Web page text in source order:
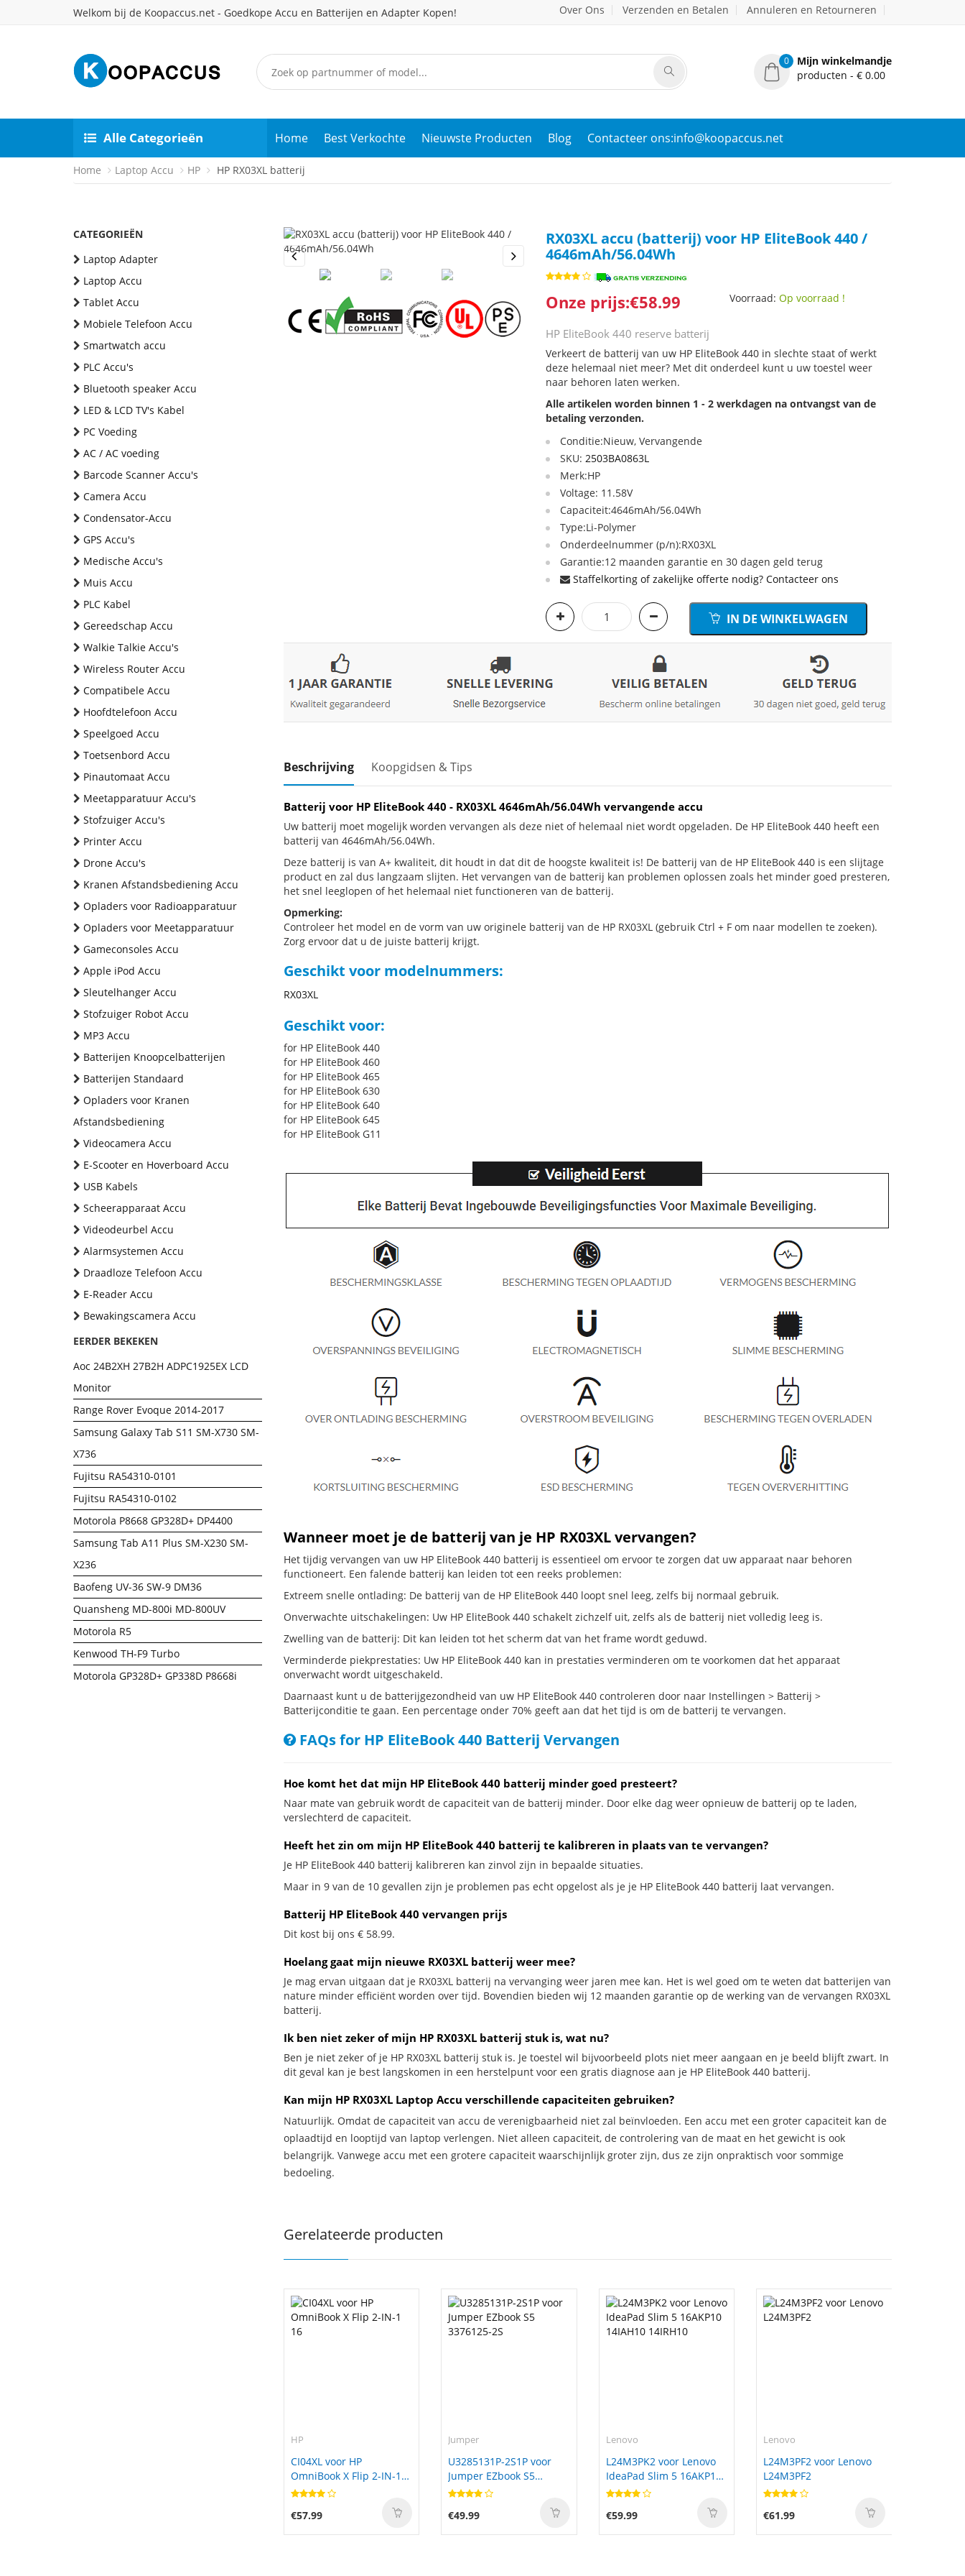
Welkom bij de Koopaccus.net - Goedkope Accu en Batterijen en Adapter Kopen! Over Ons Verzenden en Betalen Annuleren en Retourneren
0
Mijn winkelmandje
producten - € 0.00
Alle Categorieën Home Best Verkochte Nieuwste Producten Blog Contacteer ons:info@koopaccus.net
Home Laptop Accu HP HP RX03XL batterij
CATEGORIEËN
Laptop Adapter
Laptop Accu
Tablet Accu
Mobiele Telefoon Accu
Smartwatch accu
PLC Accu's
Bluetooth speaker Accu
LED & LCD TV's Kabel
PC Voeding
AC / AC voeding
Barcode Scanner Accu's
Camera Accu
Condensator-Accu
GPS Accu's
Medische Accu's
Muis Accu
PLC Kabel
Gereedschap Accu
Walkie Talkie Accu's
Wireless Router Accu
Compatibele Accu
Hoofdtelefoon Accu
Speelgoed Accu
Toetsenbord Accu
Pinautomaat Accu
Meetapparatuur Accu's
Stofzuiger Accu's
Printer Accu
Drone Accu's
Kranen Afstandsbediening Accu
Opladers voor Radioapparatuur
Opladers voor Meetapparatuur
Gameconsoles Accu
Apple iPod Accu
Sleutelhanger Accu
Stofzuiger Robot Accu
MP3 Accu
Batterijen Knoopcelbatterijen
Batterijen Standaard
Opladers voor Kranen
Afstandsbediening
Videocamera Accu
E-Scooter en Hoverboard Accu
USB Kabels
Scheerapparaat Accu
Videodeurbel Accu
Alarmsystemen Accu
Draadloze Telefoon Accu
E-Reader Accu
Bewakingscamera Accu
EERDER BEKEKEN
Aoc 24B2XH 27B2H ADPC1925EX LCD
Monitor
Range Rover Evoque 2014-2017
Samsung Galaxy Tab S11 SM-X730 SM-
X736
Fujitsu RA54310-0101
Fujitsu RA54310-0102
Motorola P8668 GP328D+ DP4400
Samsung Tab A11 Plus SM-X230 SM-
X236
Baofeng UV-36 SW-9 DM36
Quansheng MD-800i MD-800UV
Motorola R5
Kenwood TH-F9 Turbo
Motorola GP328D+ GP338D P8668i
Previous
RX03XL accu (batterij) voor HP EliteBook 440 /
4646mAh/56.04Wh
Onze prijs:€58.99 Voorraad:Op voorraad !
HP EliteBook 440 reserve batterij
Verkeert de batterij van uw HP EliteBook 440 in slechte staat of werkt
deze helemaal niet meer? Met dit onderdeel kunt u uw toestel weer
naar behoren laten werken.
Alle artikelen worden binnen 1 - 2 werkdagen na ontvangst van de
betaling verzonden.
Conditie:Nieuw, Vervangende
SKU:2503BA0863L
Merk:HP
Voltage: 11.58V
Capaciteit:4646mAh/56.04Wh
Type:Li-Polymer
Onderdeelnummer (p/n):RX03XL
Garantie:12 maanden garantie en 30 dagen geld terug
Staffelkorting of zakelijke offerte nodig? Contacteer ons
IN DE WINKELWAGEN
Beschrijving Koopgidsen & Tips
Batterij voor HP EliteBook 440 - RX03XL 4646mAh/56.04Wh vervangende accu
Uw batterij moet mogelijk worden vervangen als deze niet of helemaal niet wordt opgeladen. De HP EliteBook 440 heeft een
batterij van 4646mAh/56.04Wh.
Deze batterij is van A+ kwaliteit, dit houdt in dat dit de hoogste kwaliteit is! De batterij van de HP EliteBook 440 is een slijtage
product en zal dus langzaam slijten. Het vervangen van de batterij kan problemen oplossen zoals het minder goed presteren,
het snel leeglopen of het helemaal niet functioneren van de batterij.
Opmerking:
Controleer het model en de vorm van uw originele batterij van de HP RX03XL (gebruik Ctrl + F om naar modellen te zoeken).
Zorg ervoor dat u de juiste batterij krijgt.
Geschikt voor modelnummers:
RX03XL
Geschikt voor:
for HP EliteBook 440
for HP EliteBook 460
for HP EliteBook 465
for HP EliteBook 630
for HP EliteBook 640
for HP EliteBook 645
for HP EliteBook G11
Wanneer moet je de batterij van je HP RX03XL vervangen?
Het tijdig vervangen van uw HP EliteBook 440 batterij is essentieel om ervoor te zorgen dat uw apparaat naar behoren
functioneert. Een falende batterij kan leiden tot een reeks problemen:
Extreem snelle ontlading: De batterij van de HP EliteBook 440 loopt snel leeg, zelfs bij normaal gebruik.
Onverwachte uitschakelingen: Uw HP EliteBook 440 schakelt zichzelf uit, zelfs als de batterij niet volledig leeg is.
Zwelling van de batterij: Dit kan leiden tot het scherm dat van het frame wordt geduwd.
Verminderde piekprestaties: Uw HP EliteBook 440 kan in prestaties verminderen om te voorkomen dat het apparaat
onverwacht wordt uitgeschakeld.
Daarnaast kunt u de batterijgezondheid van uw HP EliteBook 440 controleren door naar Instellingen > Batterij >
Batterijconditie te gaan. Een percentage onder 70% geeft aan dat het tijd is om de batterij te vervangen.
FAQs for HP EliteBook 440 Batterij Vervangen
Hoe komt het dat mijn HP EliteBook 440 batterij minder goed presteert?
Naar mate van gebruik wordt de capaciteit van de batterij minder. Door elke dag weer opnieuw de batterij op te laden,
verslechterd de capaciteit.
Heeft het zin om mijn HP EliteBook 440 batterij te kalibreren in plaats van te vervangen?
Je HP EliteBook 440 batterij kalibreren kan zinvol zijn in bepaalde situaties.
Maar in 9 van de 10 gevallen zijn je problemen pas echt opgelost als je je HP EliteBook 440 batterij laat vervangen.
Batterij HP EliteBook 440 vervangen prijs
Dit kost bij ons € 58.99.
Hoelang gaat mijn nieuwe RX03XL batterij weer mee?
Je mag ervan uitgaan dat je RX03XL batterij na vervanging weer jaren mee kan. Het is wel goed om te weten dat batterijen van
nature minder efficiënt worden over tijd. Bovendien bieden wij 12 maanden garantie op de werking van de vervangen RX03XL
batterij.
Ik ben niet zeker of mijn HP RX03XL batterij stuk is, wat nu?
Ben je niet zeker of je HP RX03XL batterij stuk is. Je toestel wil bijvoorbeeld plots niet meer aangaan en je beeld blijft zwart. In
dit geval kan je best langskomen in een herstelpunt voor een gratis diagnose aan je HP EliteBook 440 batterij.
Kan mijn HP RX03XL Laptop Accu verschillende capaciteiten gebruiken?
Natuurlijk. Omdat de capaciteit van accu de verenigbaarheid niet zal beïnvloeden. Een accu met een groter capaciteit kan de
oplaadtijd en looptijd van laptop verlengen. Niet alleen capaciteit, de controlering van de maat en het gewicht is ook
belangrijk. Vanwege accu met een grotere capaciteit waarschijnlijk groter zijn, dus ze zijn onpraktisch voor sommige
bedoeling.
Gerelateerde producten
HP
CI04XL voor HP
OmniBook X Flip 2-IN-1
16
€57.99
Jumper
U3285131P-2S1P voor
Jumper EZbook S5
3376125-2S
€49.99
Lenovo
L24M3PK2 voor Lenovo
IdeaPad Slim 5 16AKP10
14IAH10 14IRH10
€59.99
Lenovo
L24M3PF2 voor Lenovo
L24M3PF2
€61.99